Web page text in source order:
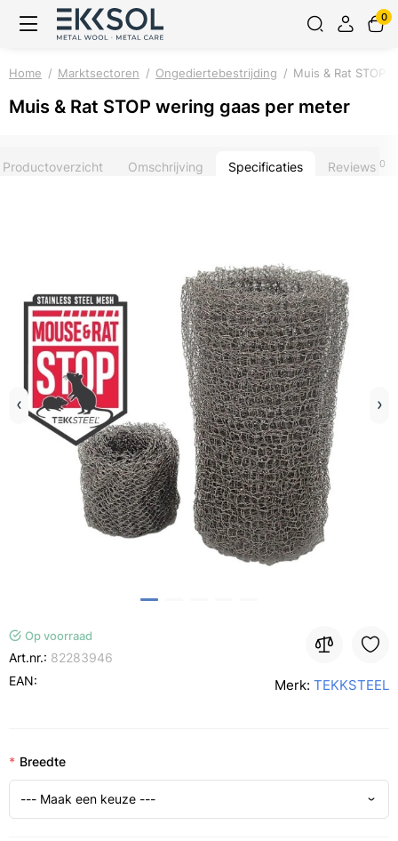
0
Home Marktsectoren Ongediertebestrijding Muis & Rat STOP
Muis & Rat STOP wering gaas per meter
Productoverzicht Omschrijving Specificaties Reviews 0
Op voorraad
Art.nr.: 82283946
EAN:
Merk: TEKKSTEEL
Breedte